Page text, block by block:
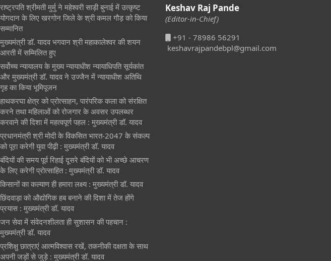
राष्ट्रपति श्रीमती मुर्मु ने महेश्वरी साड़ी बुनाई में उत्कृष्ट
योगदान के लिए खरगोन जिले के श्री कमल गौड़ को किया
सम्मानित
मुख्यमंत्री डॉ. यादव भगवान श्री महाकालेश्‍वर की शयन
आरती में सम्मिलित हुए
सर्वोच्च न्यायालय के मुख्‍य न्‍यायाधीश न्यायाधिपति सूर्यकांत
और मुख्यमंत्री डॉ. यादव ने उज्जैन में न्यायाधीश अतिथि
गृह का किया भूमिपूजन
हाथकरघा क्षेत्र को प्रोत्साहन, पारंपरिक कला को संरक्षित
करने तथा महिलाओं को रोजगार के अवसर उपलब्धर
करवाने की दिशा में महत्वपूर्ण पहल : मुख्यमंत्री डॉ. यादव
प्रधानमंत्री श्री मोदी के विकसित भारत-2047 के संकल्प
को पूरा करेगी युवा पीढ़ी : मुख्यमंत्री डॉ. यादव
बंदियों की समय पूर्व रिहाई दूसरे बंदियों को भी अच्छे आचरण
के लिए करेगी प्रोत्साहित : मुख्यमंत्री डॉ. यादव
किसानों का कल्याण ही हमारा लक्ष्य : मुख्यमंत्री डॉ. यादव
छिंदवाड़ा को औद्योगिक हब बनाने की दिशा में तेज होंगे
प्रयास : मुख्यमंत्री डॉ. यादव
जन सेवा में संवेदनशीलता ही सुशासन की पहचान :
मुख्यमंत्री डॉ. यादव
प्रशिक्षु छात्राएं आत्मविश्वास रखें, तकनीकी दक्षता के साथ
अपनी जड़ों से जुड़े : मुख्यमंत्री डॉ. यादव
Keshav Raj Pande
(Editor-in-Chief)
+91 - 78986 56291
keshavrajpandebpl@gmail.com